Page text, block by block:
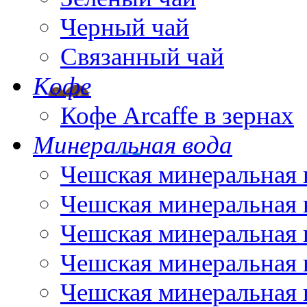
Черный чай
Связанный чай
Кофе
Кофе Arcaffe в зернах
Минеральная вода
Чешская минеральная
Чешская минеральная
Чешская минеральная
Чешская минеральная
Чешская минеральная